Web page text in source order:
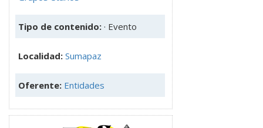
Tipo de contenido: · Evento
Localidad: Sumapaz
Oferente: Entidades